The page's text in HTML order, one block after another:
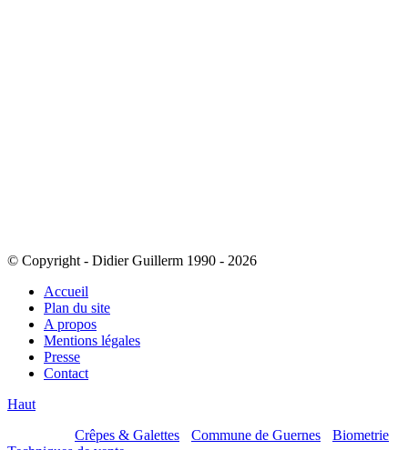
© Copyright - Didier Guillerm 1990 - 2026
Accueil
Plan du site
A propos
Mentions légales
Presse
Contact
Haut
Crêpes & Galettes Commune de Guernes Biometrie